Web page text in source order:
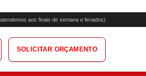
aos finais de semana e feriados)
SOLICITAR ORÇAMENTO